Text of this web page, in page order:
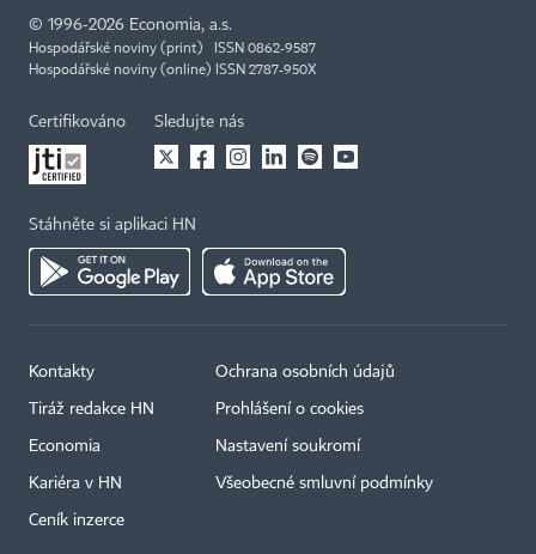
© 1996-2026 Economia, a.s.
Hospodářské noviny (print) ISSN 0862-9587
Hospodářské noviny (online) ISSN 2787-950X
Certifikováno Sledujte nás
Stáhněte si aplikaci HN
Kontakty
Tiráž redakce HN
Economia
Kariéra v HN
Ceník inzerce
Ochrana osobních údajů
Prohlášení o cookies
Nastavení soukromí
Všeobecné smluvní podmínky